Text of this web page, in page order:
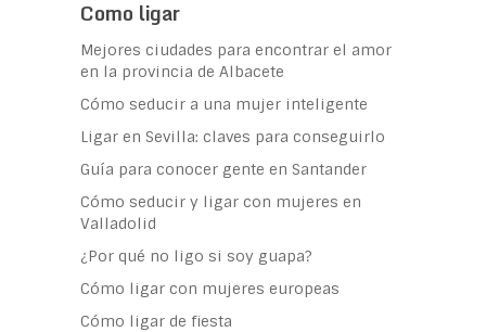
Como ligar
Mejores ciudades para encontrar el amor
en la provincia de Albacete
Cómo seducir a una mujer inteligente
Ligar en Sevilla: claves para conseguirlo
Guía para conocer gente en Santander
Cómo seducir y ligar con mujeres en
Valladolid
¿Por qué no ligo si soy guapa?
Cómo ligar con mujeres europeas
Cómo ligar de fiesta